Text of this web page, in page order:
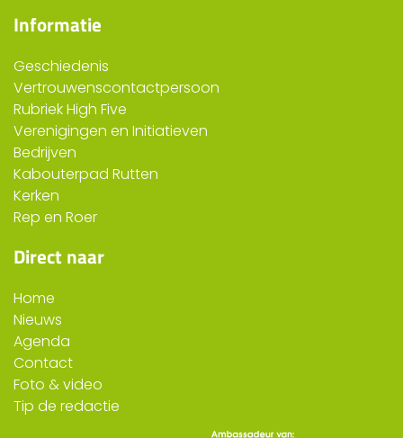
Informatie
Geschiedenis
Vertrouwenscontactpersoon
Rubriek High Five
Verenigingen en Initiatieven
Bedrijven
Kabouterpad Rutten
Kerken
Rep en Roer
Direct naar
Home
Nieuws
Agenda
Contact
Foto & video
Tip de redactie